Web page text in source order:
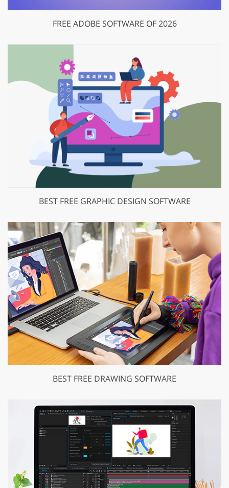
FREE ADOBE SOFTWARE OF 2026
BEST FREE GRAPHIC DESIGN SOFTWARE
BEST FREE DRAWING SOFTWARE